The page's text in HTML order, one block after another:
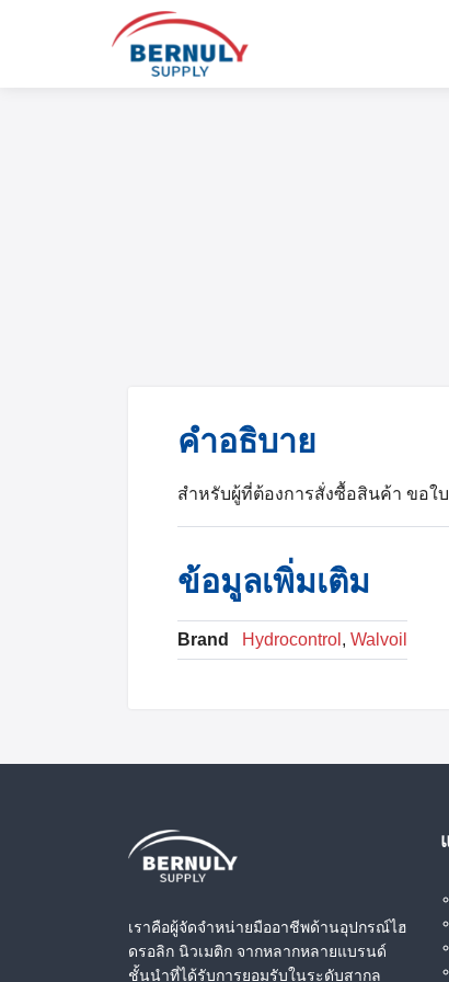
คำอธิบาย
สำหรับผู้ที่ต้องการสั่งซื้อสินค้า ขอใ
ข้อมูลเพิ่มเติม
Brand Hydrocontrol , Walvoil
เราคือผู้จัดจำหน่ายมืออาชีพด้านอุปกรณ์ไฮ
ดรอลิก นิวเมติก จากหลากหลายแบรนด์
ชั้นนำที่ได้รับการยอมรับในระดับสากล